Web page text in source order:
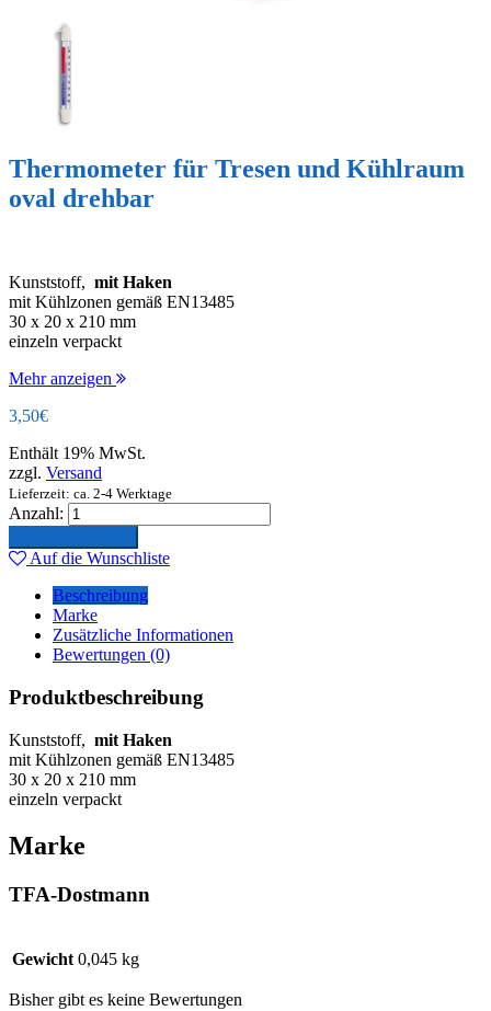
Thermometer für Tresen und Kühlraum
oval drehbar
Kunststoff, mit Haken
mit Kühlzonen gemäß EN13485
30 x 20 x 210 mm
einzeln verpackt
Mehr anzeigen
3,50€
Enthält 19% MwSt.
zzgl. Versand
Lieferzeit: ca. 2-4 Werktage
Anzahl:
Auf die Wunschliste
Beschreibung
Marke
Zusätzliche Informationen
Bewertungen (0)
Produktbeschreibung
Kunststoff, mit Haken
mit Kühlzonen gemäß EN13485
30 x 20 x 210 mm
einzeln verpackt
Marke
TFA-Dostmann
Gewicht 0,045 kg
Bisher gibt es keine Bewertungen